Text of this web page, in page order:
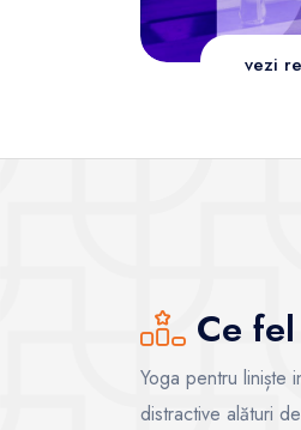
vezi
Ce
Yoga pentru liniște
distractive alături